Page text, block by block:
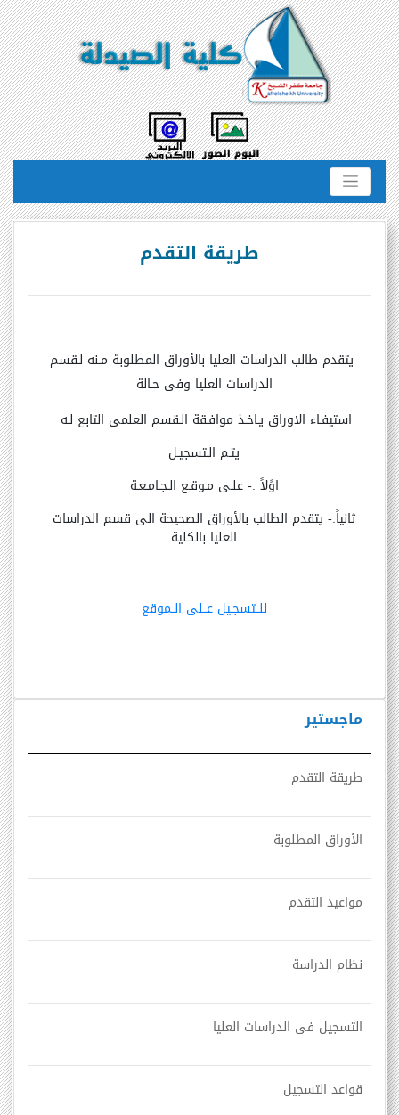
ماجستير
طريقة التقدم
الأوراق المطلوبة
مواعيد التقدم
نظام الدراسة
التسجيل فى الدراسات العليا
قواعد التسجيل
طريقة التقدم
يتقدم طالب الدراسات العليا بالأوراق المطلوبة مـنه لـقسم
الدراسات العليا وفى حـالة
استيفـاء الاوراق يـاخـذ موافـقة الـقسم العلمى التابع لـه
يتـم الـتسجيـل
اوًلاً :- علـى مـوقـع الـجـامـعـة
ثانياً:- يتقدم الطالب بالأوراق الصحيحة الى قسم الدراسات
العليا بالكلية
للــتسجـيل عــلى الــموقع